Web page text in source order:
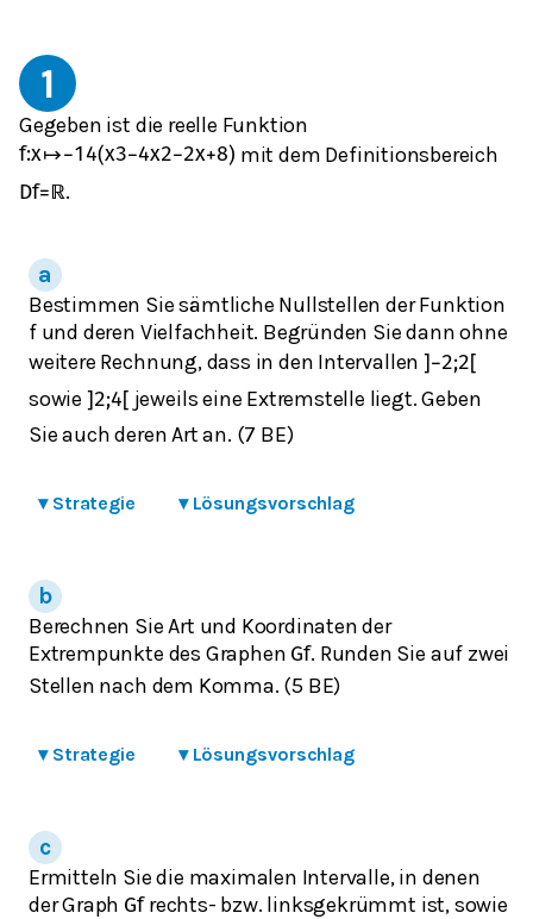
1
Gegeben ist die reelle Funktion
f:x↦−1 4(x3−4x2−2x+8) mit dem Definitionsbereich
Df= ℝ.
Bestimmen Sie sämtliche Nullstellen der Funktion
f und deren Vielfachheit. Begründen Sie dann ohne
weitere Rechnung, dass in den Intervallen ] −2;2[
sowie ] 2;4[ jeweils eine Extremstelle liegt. Geben
Sie auch deren Art an. (7 BE)
▾ Strategie ▾ Lösungsvorschlag
Berechnen Sie Art und Koordinaten der
Extrempunkte des Graphen Gf. Runden Sie auf zwei
Stellen nach dem Komma. (5 BE)
▾ Strategie ▾ Lösungsvorschlag
Ermitteln Sie die maximalen Intervalle, in denen
der Graph Gfrechts- bzw. linksgekrümmt ist, sowie